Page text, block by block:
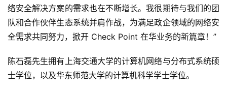
络安全解决方案的需求也在不断增长。我很期待与我们的团
队和合作伙伴生态系统并肩作战，为满足政企领域的网络安
全需求共同努力，掀开 Check Point 在华业务的新篇章！”
陈石磊先生拥有上海交通大学的计算机网络与分布式系统硕
士学位，以及华东师范大学的计算机科学学士学位。